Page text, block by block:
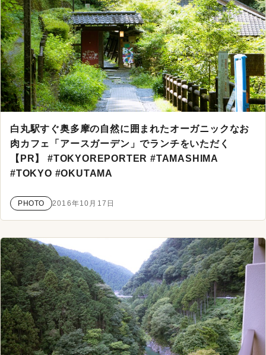
白丸駅すぐ奥多摩の自然に囲まれたオーガニックなお
肉カフェ「アースガーデン」でランチをいただく
【PR】 #TOKYOREPORTER #TAMASHIMA
#TOKYO #OKUTAMA
PHOTO 2016年10月17日